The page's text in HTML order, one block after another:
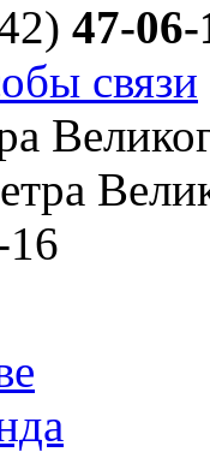
47-06-
связи